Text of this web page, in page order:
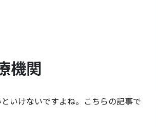
機関
いけないですよね。こちらの記事で